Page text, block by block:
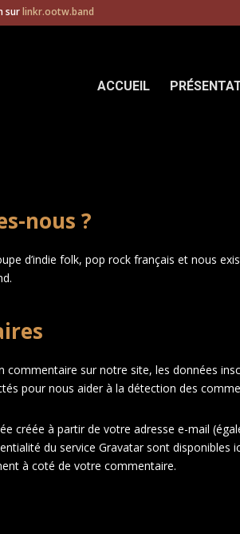
surlinkr.ootw.band
ACCUEIL
nous ?
d’indie folk, pop rock français et nous
commentaire sur notre site, les données
pour nous aider à la détection des
créée à partir de votre adresse e-mail
du service Gravatar sont
à coté de votre commentaire.